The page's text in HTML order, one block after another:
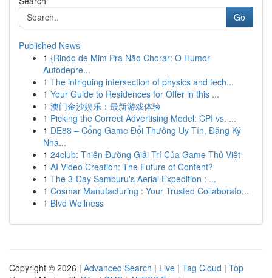
Go
Published News
1 {Rindo de Mim Pra Não Chorar: O Humor
Autodepre...
1 The intriguing intersection of physics and tech...
1 Your Guide to Residences for Offer in this ...
1 澳门金沙娱乐：最新游戏体验
1 Picking the Correct Advertising Model: CPI vs. ...
1 DE88 – Cổng Game Đổi Thưởng Uy Tín, Đăng Ký
Nha...
1 24club: Thiên Đường Giải Trí Của Game Thủ Việt
1 AI Video Creation: The Future of Content?
1 The 3-Day Samburu's Aerial Expedition : ...
1 Cosmar Manufacturing : Your Trusted Collaborato...
1 Blvd Wellness
Copyright © 2026 | Advanced Search | Live | Tag Cloud | Top